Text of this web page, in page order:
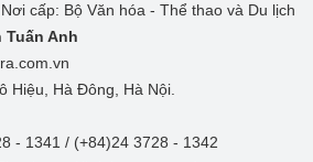
cấp: Bộ Văn hóa - Thể thao và Du lịch
Tuấn Anh
Hiệu, Hà Đông, Hà Nội.
- 1341 / (+84)24 3728 - 1342